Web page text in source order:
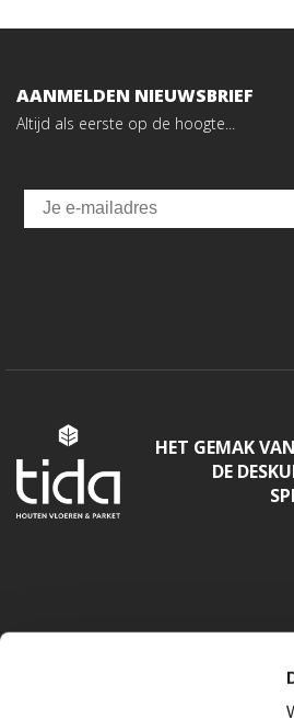
AANMELDEN NIEUWSBRIEF
Altijd als eerste op de hoogte...
Email
HET GEMAK
DE